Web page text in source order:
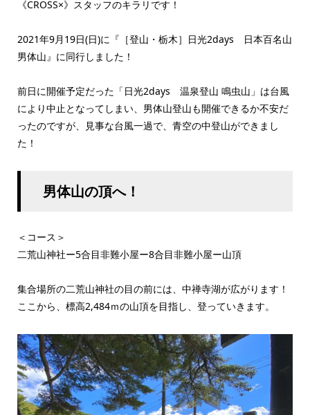
《CROSS×》スタッフのキラリです！
2021年9月19日(日)に『［登山・栃木］日光2days 日本百名山
男体山』に同行しました！
前日に開催予定だった「日光2days 温泉登山 鳴虫山」は台風
により中止となってしまい、男体山登山も開催できるか不安だ
ったのですが、見事な台風一過で、青空の中登山ができまし
た！
男体山の頂へ！
＜コース＞
二荒山神社ー5合目非難小屋ー8合目非難小屋ー山頂
集合場所の二荒山神社の目の前には、中禅寺湖が広がります！
ここから、標高2,484ｍの山頂を目指し、登っていきます。